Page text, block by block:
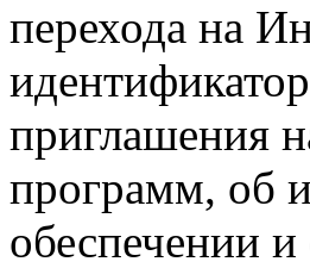
перехода на
приглашения
программ, об
обеспечении